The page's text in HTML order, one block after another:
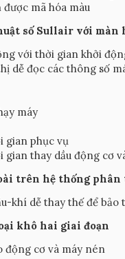
mã hóa màu
số Sullair với màn
với thời gian khởi
dễ đọc các thông số
máy
gian phục vụ
gian thay dầu động cơ
trên hệ thống phân
khí dễ thay thế để
khô hai giai đoạn
động cơ và máy nén